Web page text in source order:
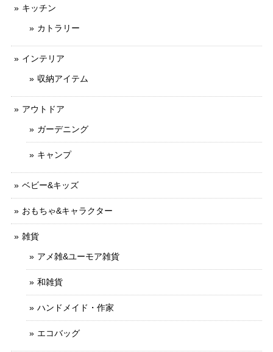
キッチン
カトラリー
インテリア
収納アイテム
アウトドア
ガーデニング
キャンプ
ベビー&キッズ
おもちゃ&キャラクター
雑貨
アメ雑&ユーモア雑貨
和雑貨
ハンドメイド・作家
エコバッグ